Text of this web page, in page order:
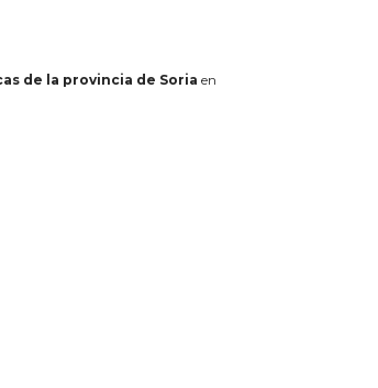
de la provincia de Soria en